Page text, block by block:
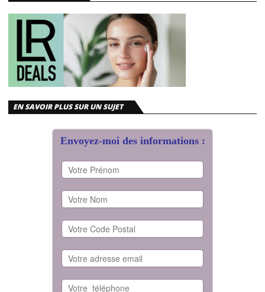
EN SAVOIR PLUS SUR UN SUJET
Envoyez-moi des informations :